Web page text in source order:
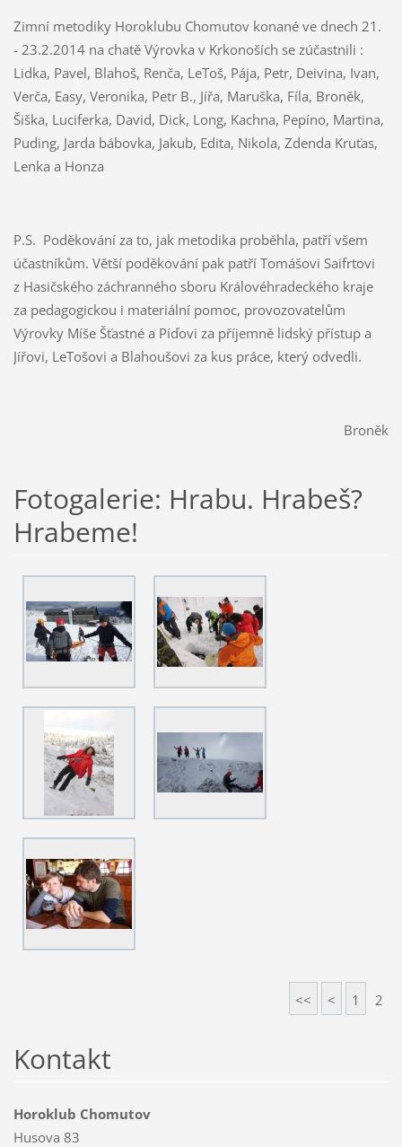
Zimní metodiky Horoklubu Chomutov konané ve dnech 21.
- 23.2.2014 na chatě Výrovka v Krkonoších se zúčastnili :
Lidka, Pavel, Blahoš, Renča, LeToš, Pája, Petr, Deivina, Ivan,
Verča, Easy, Veronika, Petr B., Jířa, Maruška, Fíla, Broněk,
Šiška, Luciferka, David, Dick, Long, Kachna, Pepíno, Martina,
Puding, Jarda bábovka, Jakub, Edita, Nikola, Zdenda Kruťas,
Lenka a Honza
P.S. Poděkování za to, jak metodika proběhla, patří všem
účastníkům. Větší poděkování pak patří Tomášovi Saifrtovi
z Hasičského záchranného sboru Královéhradeckého kraje
za pedagogickou i materiální pomoc, provozovatelům
Výrovky Míše Šťastné a Píďovi za příjemně lidský přístup a
Jířovi, LeTošovi a Blahoušovi za kus práce, který odvedli.
Broněk
Fotogalerie: Hrabu. Hrabeš?
Hrabeme!
<< < 1 2
Kontakt
Horoklub Chomutov
Husova 83